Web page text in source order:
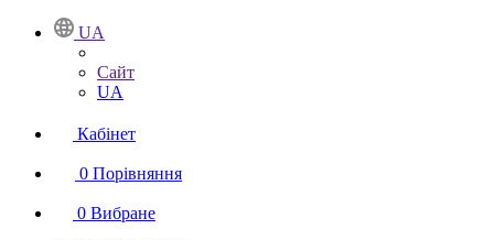
UA
Сайт
UA
Кабінет
0 Порівняння
0 Вибране